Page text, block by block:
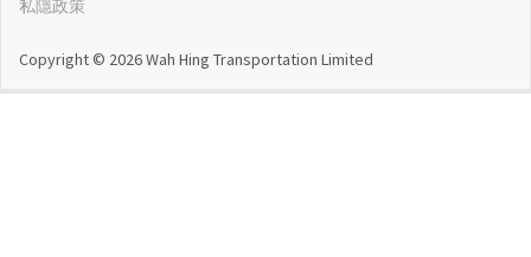
私隱政策
Copyright © 2026 Wah Hing Transportation Limited